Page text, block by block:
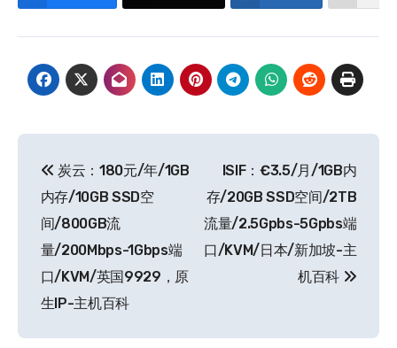
章
导
航
炭云：180元/年/1GB
内存/10GB SSD空
间/800GB流
量/200Mbps-1Gbps端
口/KVM/英国9929，原
生IP-主机百科
ISIF：€3.5/月/1GB内
存/20GB SSD空间/2TB
流量/2.5Gpbs-5Gpbs端
口/KVM/日本/新加坡-主
机百科